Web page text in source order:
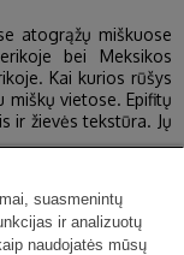
atogrąžų miškuose
bei Meksikos
Kai kurios rūšys
miškų vietose. Epifitų
ir žievės tekstūra. Jų
suasmenintų
ir analizuotų
naudojatės mūsų